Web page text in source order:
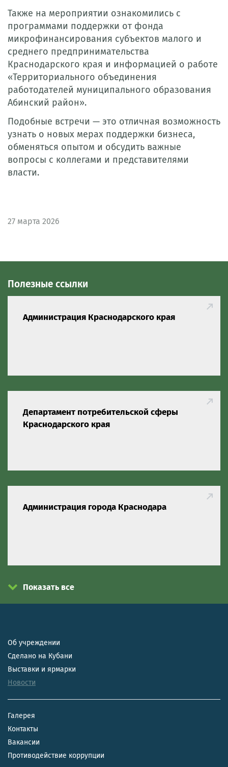
Также на мероприятии ознакомились с
программами поддержки от фонда
микрофинансирования субъектов малого и
среднего предпринимательства
Краснодарского края и информацией о работе
«Территориального объединения
работодателей муниципального образования
Абинский район».
Подобные встречи — это отличная возможность
узнать о новых мерах поддержки бизнеса,
обменяться опытом и обсудить важные
вопросы с коллегами и представителями
власти.
27 марта 2026
Полезные ссылки
Администрация Краснодарского края
Департамент потребительской сферы
Краснодарского края
Администрация города Краснодара
Показать все
Об учреждении
Сделано на Кубани
Выставки и ярмарки
Новости
Галерея
Контакты
Вакансии
Противодействие коррупции